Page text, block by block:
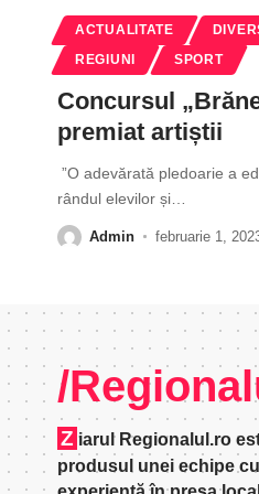
ACTUALITATE
REGIUNI SPORT
Concursul
premiat artiștii
”O adevărată pledoarie a
rândul elevilor și
Admin februarie 1,
/
Z iarul Regionalul.ro
produsul unei echipe cu